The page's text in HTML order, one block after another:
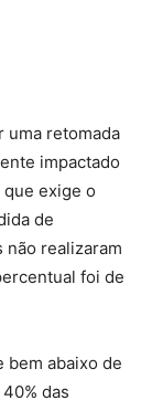
uma retomada
impactado
exige o
de
não realizaram
foi de
bem abaixo de
das